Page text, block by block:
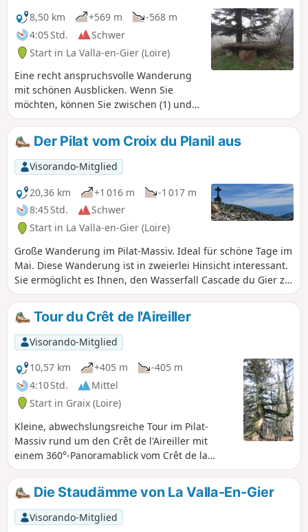
8,50 km
+569 m
-568 m
4:05 Std.
Schwer
Start in La Valla-en-Gier (Loire)
Eine recht anspruchsvolle Wanderung
mit schönen Ausblicken. Wenn Sie
möchten, können Sie zwischen (1) und
(2) eine etwas einfachere Route wählen.
Der Wasserfall ist einen Abstecher wert.
Der Pilat vom Croix du Planil aus
Visorando-Mitglied
20,36 km
+1 016 m
-1 017 m
8:45 Std.
Schwer
Start in La Valla-en-Gier (Loire)
Große Wanderung im Pilat-Massiv. Ideal für schöne Tage im
Mai. Diese Wanderung ist in zweierlei Hinsicht interessant.
Sie ermöglicht es Ihnen, den Wasserfall Cascade du Gier zu
entdecken, bevor Sie in eine ganz andere Welt eintauchen
und alle Bergkämme des Pilat erkunden. Der Vorteil ist,
dass es mehrere Stellen gibt, an denen Sie diese schöne
Wanderung abkürzen können. Achtung! Der erste Teil im
Unterholz ist nicht gut ausgeschildert und man kann sich
leicht verlaufen.
Tour du Crêt de l'Aireiller
Visorando-Mitglied
10,57 km
+405 m
-405 m
4:10 Std.
Mittel
Start in Graix (Loire)
Kleine, abwechslungsreiche Tour im Pilat-
Massiv rund um den Crêt de l'Aireiller mit
einem 360°-Panoramablick vom Crêt de la
Perdrix als krönendem Abschluss.
Die Staudämme von La Valla-En-Gier
Visorando-Mitglied